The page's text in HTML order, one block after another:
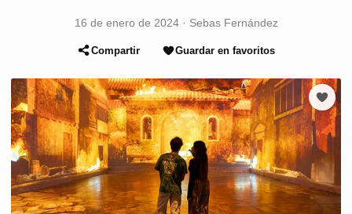
16 de enero de 2024· Sebas Fernández
Compartir Guardar en favoritos